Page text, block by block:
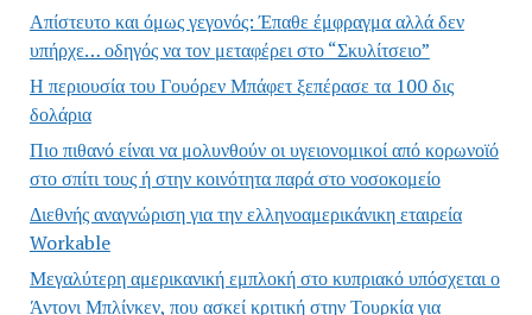
Απίστευτο και όμως γεγονός: Έπαθε έμφραγμα αλλά δεν
υπήρχε… οδηγός να τον μεταφέρει στο “Σκυλίτσειο”
Η περιουσία του Γουόρεν Μπάφετ ξεπέρασε τα 100 δις
δολάρια
Πιο πιθανό είναι να μολυνθούν οι υγειονομικοί από κορωνοϊό
στο σπίτι τους ή στην κοινότητα παρά στο νοσοκομείο
Διεθνής αναγνώριση για την ελληνοαμερικάνικη εταιρεία
Workable
Μεγαλύτερη αμερικανική εμπλοκή στο κυπριακό υπόσχεται ο
Άντονι Μπλίνκεν, που ασκεί κριτική στην Τουρκία για